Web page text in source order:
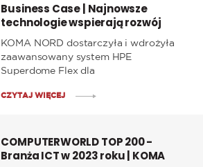
konkurencyjność na rynku.
Business Case | Najnowsze
technologie wspierają rozwój
badań kwantowych UG
KOMA NORD dostarczyła i wdrożyła
zaawansowany system HPE
Superdome Flex dla
Technologii Kwantowych (ICTQT)
realizacji skomplikowanych badań
kwantowych
CZYTAJ WIĘCEJ
COMPUTERWORLD TOP 200 -
Branża ICT w 2023 roku | KOMA